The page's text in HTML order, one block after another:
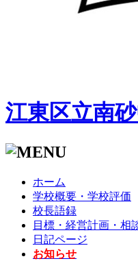
江東区立南
ホーム
学校概要・学校評価
校長語録
目標・経営計画・相
日記ページ
お知らせ